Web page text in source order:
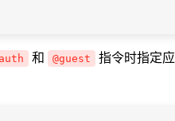
和 @guest
指令时指定